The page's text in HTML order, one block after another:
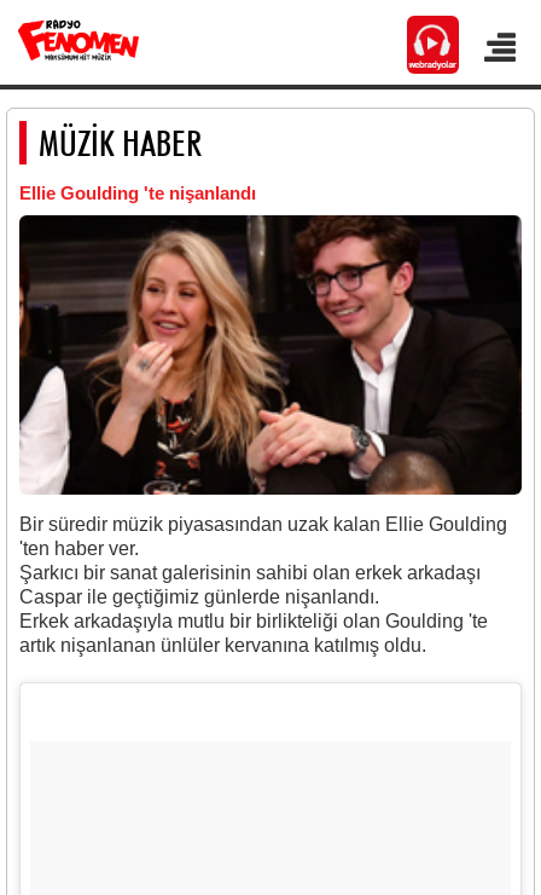
MÜZİK HABER
Ellie Goulding 'te nişanlandı
Bir süredir müzik piyasasından uzak kalan Ellie Goulding
'ten haber ver.
Şarkıcı bir sanat galerisinin sahibi olan erkek arkadaşı
Caspar ile geçtiğimiz günlerde nişanlandı.
Erkek arkadaşıyla mutlu bir birlikteliği olan Goulding 'te
artık nişanlanan ünlüler kervanına katılmış oldu.